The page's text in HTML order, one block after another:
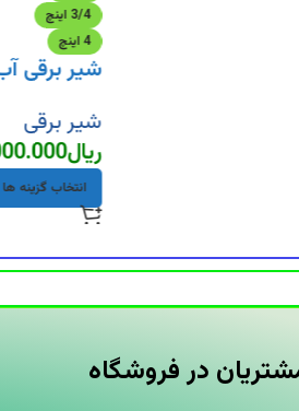
3/4 اینچ
4 اینچ
شیر برقی
شیر برقی
ریال
انتخاب گزینه ها
در فروشگاه